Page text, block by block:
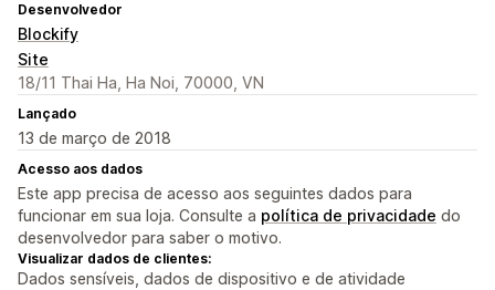
Desenvolvedor
Blockify
Site
18/11 Thai Ha, Ha Noi, 70000, VN
Lançado
13 de março de 2018
Acesso aos dados
Este app precisa de acesso aos seguintes dados para
funcionar em sua loja. Consulte a política de privacidade do
desenvolvedor para saber o motivo.
Visualizar dados de clientes:
Dados sensíveis, dados de dispositivo e de atividade